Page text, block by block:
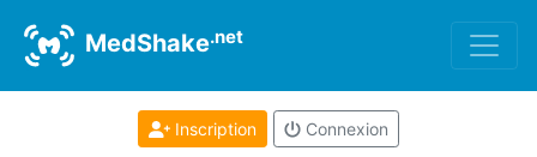
MedShake.net
Inscription Connexion